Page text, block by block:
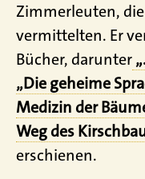
Zimmerleuten,
vermittelten. Er
Bücher, darunter
„Die geheime
Medizin der
Weg des
erschienen.